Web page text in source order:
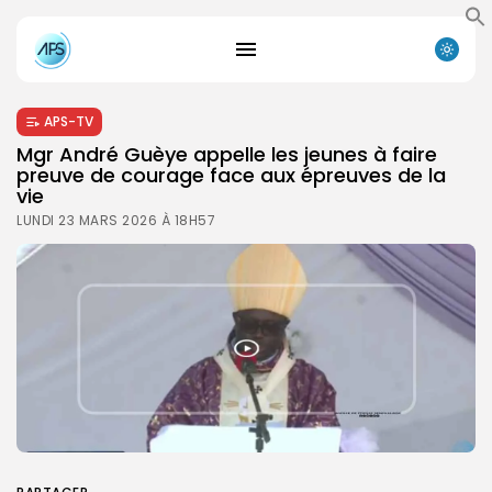
APS-TV
Mgr André Guèye appelle les jeunes à faire
preuve de courage face aux épreuves de la
vie
LUNDI 23 MARS 2026 À 18H57